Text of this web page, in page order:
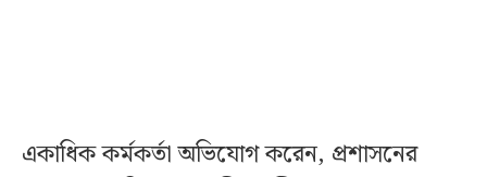
একাধিক কর্মকর্তা অভিযোগ করেন, প্রশাসনের